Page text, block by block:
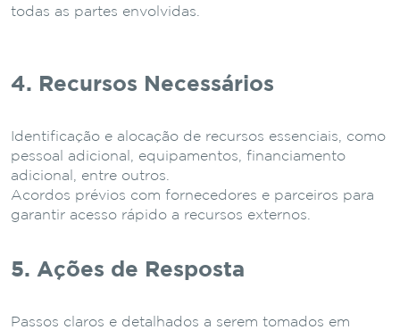
todas as partes envolvidas.
4. Recursos Necessários
Identificação e alocação de recursos essenciais, como
pessoal adicional, equipamentos, financiamento
adicional, entre outros.
Acordos prévios com fornecedores e parceiros para
garantir acesso rápido a recursos externos.
5. Ações de Resposta
Passos claros e detalhados a serem tomados em